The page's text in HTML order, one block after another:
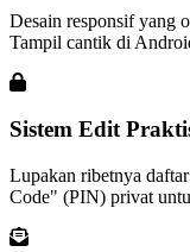
Desain responsif yang
Tampil cantik di
Sistem Edit
Lupakan ribetnya
Code" (PIN) privat